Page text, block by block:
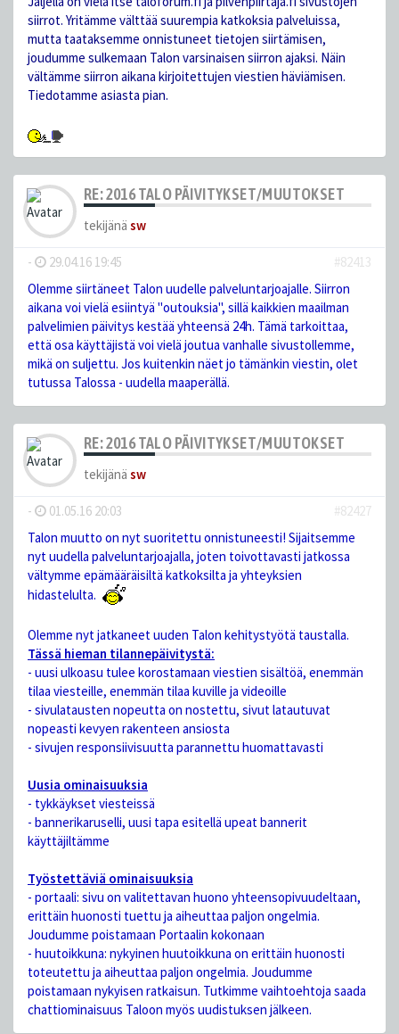
siirrot. Yritämme välttää suurempia katkoksia palveluissa,
mutta taataksemme onnistuneet tietojen siirtämisen,
joudumme sulkemaan Talon varsinaisen siirron ajaksi. Näin
vältämme siirron aikana kirjoitettujen viestien häviämisen.
Tiedotamme asiasta pian.
RE: 2016 TALO PÄIVITYKSET/MUUTOKSET
tekijänä sw
- 29.04.16 19:45
#82413
Olemme siirtäneet Talon uudelle palveluntarjoajalle. Siirron
aikana voi vielä esiintyä "outouksia", sillä kaikkien maailman
palvelimien päivitys kestää yhteensä 24h. Tämä tarkoittaa,
että osa käyttäjistä voi vielä joutua vanhalle sivustollemme,
mikä on suljettu. Jos kuitenkin näet jo tämänkin viestin, olet
tutussa Talossa - uudella maaperällä.
RE: 2016 TALO PÄIVITYKSET/MUUTOKSET
tekijänä sw
- 01.05.16 20:03
#82427
Talon muutto on nyt suoritettu onnistuneesti! Sijaitsemme
nyt uudella palveluntarjoajalla, joten toivottavasti jatkossa
vältymme epämääräisiltä katkoksilta ja yhteyksien
hidastelulta.
Olemme nyt jatkaneet uuden Talon kehitystyötä taustalla.
Tässä hieman tilannepäivitystä:
- uusi ulkoasu tulee korostamaan viestien sisältöä, enemmän
tilaa viesteille, enemmän tilaa kuville ja videoille
- sivulatausten nopeutta on nostettu, sivut latautuvat
nopeasti kevyen rakenteen ansiosta
- sivujen responsiivisuutta parannettu huomattavasti
Uusia ominaisuuksia
- tykkäykset viesteissä
- bannerikaruselli, uusi tapa esitellä upeat bannerit
käyttäjiltämme
Työstettäviä ominaisuuksia
- portaali: sivu on valitettavan huono yhteensopivuudeltaan,
erittäin huonosti tuettu ja aiheuttaa paljon ongelmia.
Joudumme poistamaan Portaalin kokonaan
- huutoikkuna: nykyinen huutoikkuna on erittäin huonosti
toteutettu ja aiheuttaa paljon ongelmia. Joudumme
poistamaan nykyisen ratkaisun. Tutkimme vaihtoehtoja saada
chattiominaisuus Taloon myös uudistuksen jälkeen.